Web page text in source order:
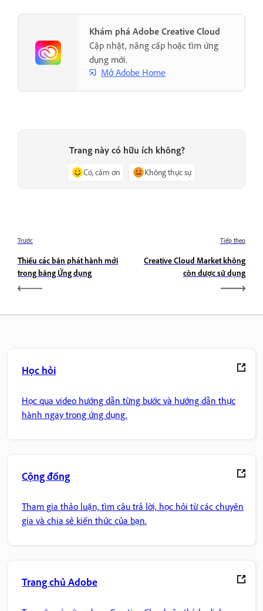
Khám phá Adobe Creative Cloud
Cập nhật, nâng cấp hoặc tìm ứng
dụng mới.
Mở Adobe Home
Trang này có hữu ích không?
Có, cảm ơn Không thực sự
Trước
Thiếu các bản phát hành mới
trong bảng Ứng dụng
Tiếp theo
Creative Cloud Market không
còn được sử dụng
Học hỏi
Học qua video hướng dẫn từng bước và hướng dẫn thực
hành ngay trong ứng dụng.
Cộng đồng
Tham gia thảo luận, tìm câu trả lời, học hỏi từ các chuyên
gia và chia sẻ kiến thức của bạn.
Trang chủ Adobe